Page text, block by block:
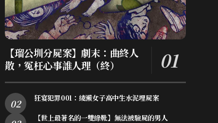
【瑠公圳分屍案】劇末：曲終人
散，冤枉心事誰人理（終）
狂宴犯罪001：綾瀨女子高中生水泥埋屍案
【世上最著名的一雙綠靴】無法被驗屍的男人